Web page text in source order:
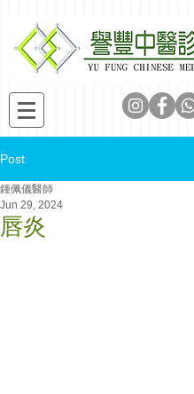
Post
唇炎
鍾佩儀醫師
Jun 29, 2024